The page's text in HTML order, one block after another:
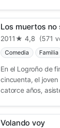
Los muertos no
2011★ 4,8 (571
Comedia Familia
En el Logroño de
cincuenta, el
catorce años,
Volando voy